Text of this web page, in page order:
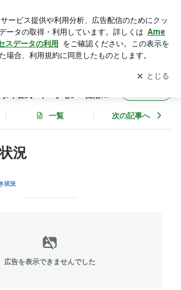
式・トークセン・妊活施術・内臓整体◆
ドして ブログの更新通知
を受け取りまし
開く
タイ古式・トークセン・妊活施
一覧 次の記事へ
況
状況
広告を表示できませんでした